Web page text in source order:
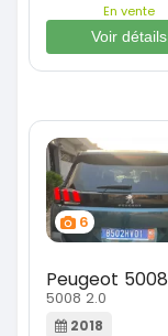
En vente
Voir détails
6
Peugeot 5008
5008 2.0
2018